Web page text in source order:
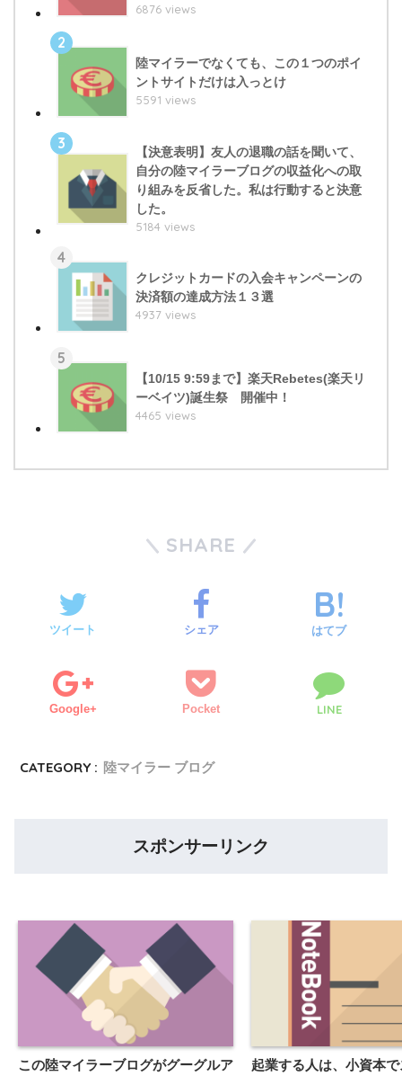
6876 views
2
陸マイラーでなくても、この１つのポイ
ントサイトだけは入っとけ
5591 views
3
【決意表明】友人の退職の話を聞いて、
自分の陸マイラーブログの収益化への取
り組みを反省した。私は行動すると決意
した。
5184 views
4
クレジットカードの入会キャンペーンの
決済額の達成方法１３選
4937 views
5
【10/15 9:59まで】楽天Rebetes(楽天リ
ーベイツ)誕生祭 開催中！
4465 views
SHARE
ツイート シェア はてブ
Google+ Pocket LINE
CATEGORY : 陸マイラー ブログ
スポンサーリンク
この陸マイラーブログがグーグルア
起業する人は、小資本